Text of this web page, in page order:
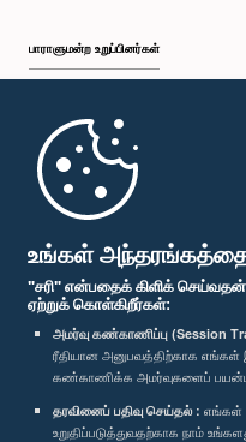
உங்கள் அந்தரங்கத்தை
"சரி" என்பதைக் கிளிக்
ஏற்றுக் கொள்கிறீர்கள்:
அமர்வு கண்காணிப்பு (Session
ரீதியான அனுபவத்திற்காக
கண்காணிக்க அமர்வுகளைப்
தரவினைப் பதிவு செய்தல் : எங்கள்
உறுதிப்படுத்துவதற்காக நாம்
பி.ப. 2:06 - பி.ப. 2:16
பி.ப. 2:16 - பி.ப. 2:25
பி.ப. 2:25 - பி.ப. 2:35
பாராளுமன்ற உறுப்பினர்கள்
முதற்பக்கம்
பாராளுமன்ற கையடக்க செயலி
எம்மை பின்தொடர்க :
விருதுகள்